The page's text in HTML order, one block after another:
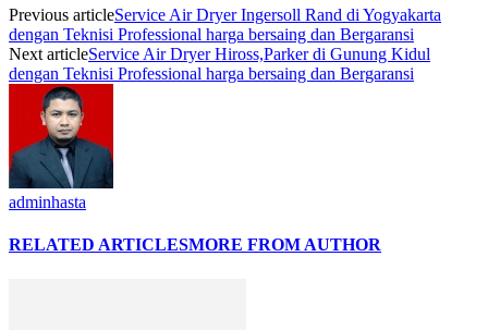
Previous articleService Air Dryer Ingersoll Rand di Yogyakarta
dengan Teknisi Professional harga bersaing dan Bergaransi
Next articleService Air Dryer Hiross,Parker di Gunung Kidul
dengan Teknisi Professional harga bersaing dan Bergaransi
adminhasta
RELATED ARTICLESMORE FROM AUTHOR